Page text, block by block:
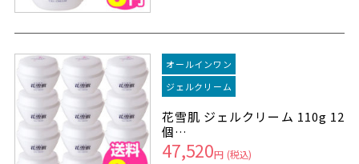
オールインワン
ジェルクリーム
花雪肌 ジェルクリーム 110g 12
個…
47,520円 (税込)